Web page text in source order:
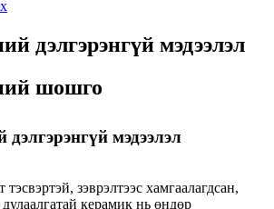
дэлгэрэнгүй мэдээлэл
шошго
дэлгэрэнгүй мэдээлэл
зэврэлтээс хамгаалагдсан,
дулаалгатай керамик нь өндөр